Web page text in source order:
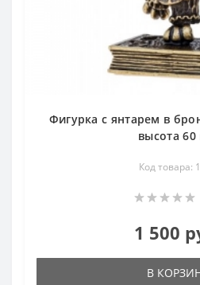
Фигурка с янтарем в
высота
Код товара:
1 500
В